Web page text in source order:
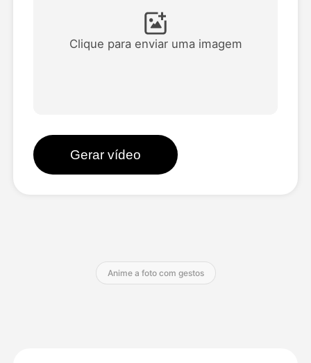
Ver todos os modelos
Blog
Clique para enviar uma imagem
Gerar vídeo
Anime a foto com gestos